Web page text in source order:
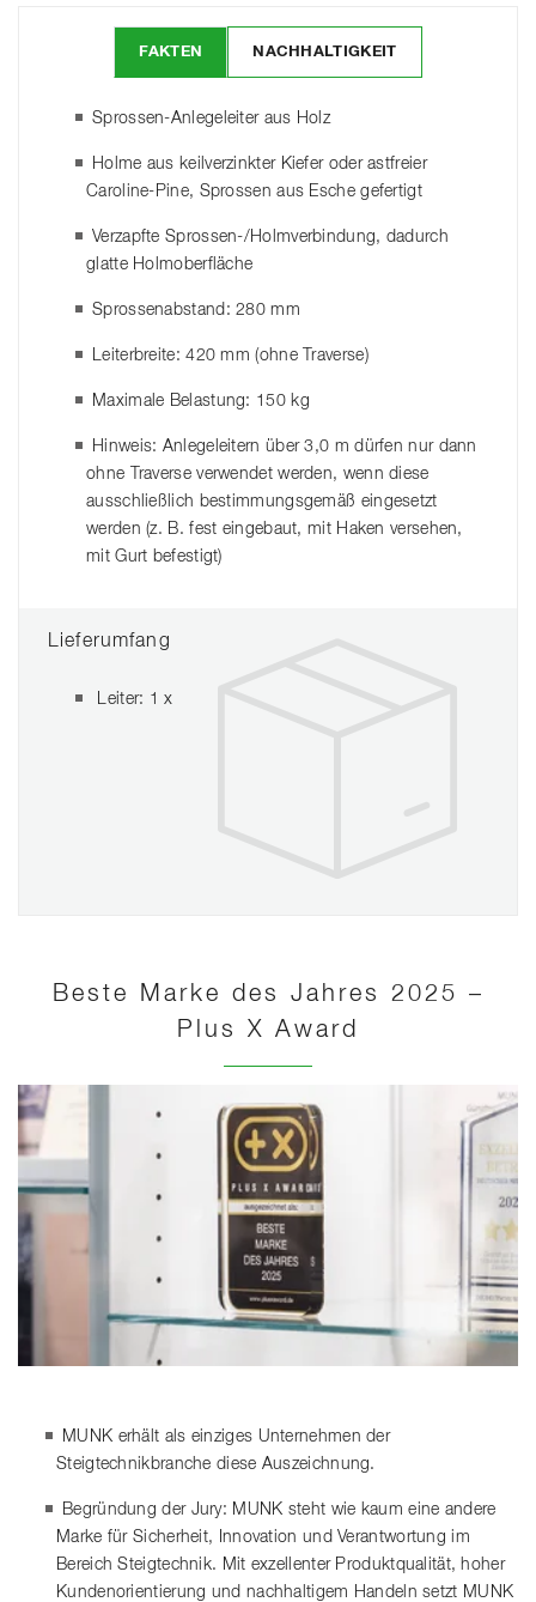
FAKTEN NACHHALTIGKEIT
Sprossen-Anlegeleiter aus Holz
Holme aus keilverzinkter Kiefer oder astfreier
Caroline-Pine, Sprossen aus Esche gefertigt
Verzapfte Sprossen-/Holmverbindung, dadurch
glatte Holmoberfläche
Sprossenabstand: 280 mm
Leiterbreite: 420 mm (ohne Traverse)
Maximale Belastung: 150 kg
Hinweis: Anlegeleitern über 3,0 m dürfen nur dann
ohne Traverse verwendet werden, wenn diese
ausschließlich bestimmungsgemäß eingesetzt
werden (z. B. fest eingebaut, mit Haken versehen,
mit Gurt befestigt)
Lieferumfang
Leiter: 1 x
Beste Marke des Jahres 2025 –
Plus X Award
MUNK erhält als einziges Unternehmen der
Steigtechnikbranche diese Auszeichnung.
Begründung der Jury: MUNK steht wie kaum eine andere
Marke für Sicherheit, Innovation und Verantwortung im
Bereich Steigtechnik. Mit exzellenter Produktqualität, hoher
Kundenorientierung und nachhaltigem Handeln setzt MUNK